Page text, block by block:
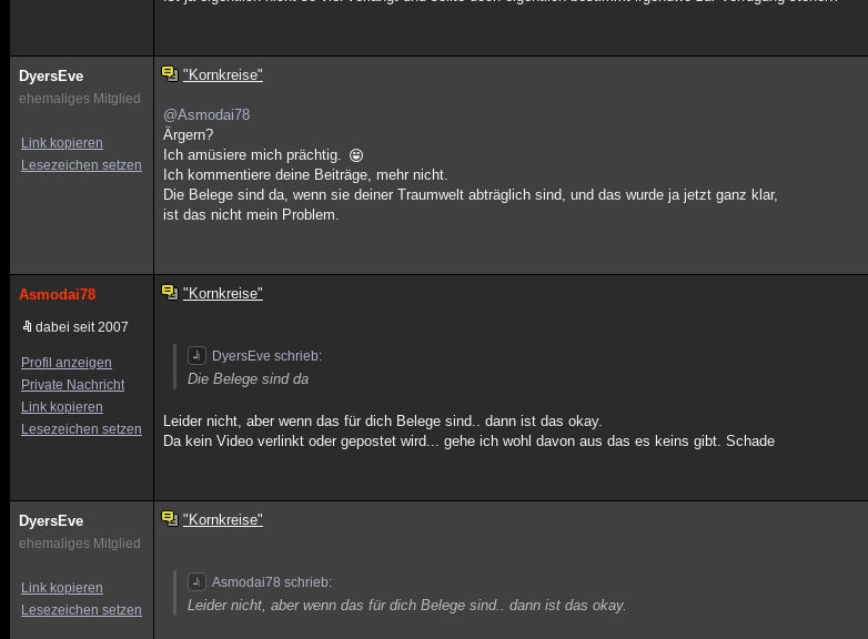
DyersEve
ehemaliges Mitglied
Link kopieren
Lesezeichen setzen
"Kornkreise"
@Asmodai78
Ärgern?
Ich amüsiere mich prächtig.
Ich kommentiere deine Beiträge, mehr nicht.
Die Belege sind da, wenn sie deiner Traumwelt abträglich sind, und das wurde ja jetzt ganz klar,
ist das nicht mein Problem.
Asmodai78
dabei seit 2007
Profil anzeigen
Private Nachricht
Link kopieren
Lesezeichen setzen
"Kornkreise"
DyersEve schrieb:
Die Belege sind da
Leider nicht, aber wenn das für dich Belege sind.. dann ist das okay.
Da kein Video verlinkt oder gepostet wird... gehe ich wohl davon aus das es keins gibt. Schade
DyersEve
ehemaliges Mitglied
Link kopieren
Lesezeichen setzen
"Kornkreise"
Asmodai78 schrieb:
Leider nicht, aber wenn das für dich Belege sind.. dann ist das okay.